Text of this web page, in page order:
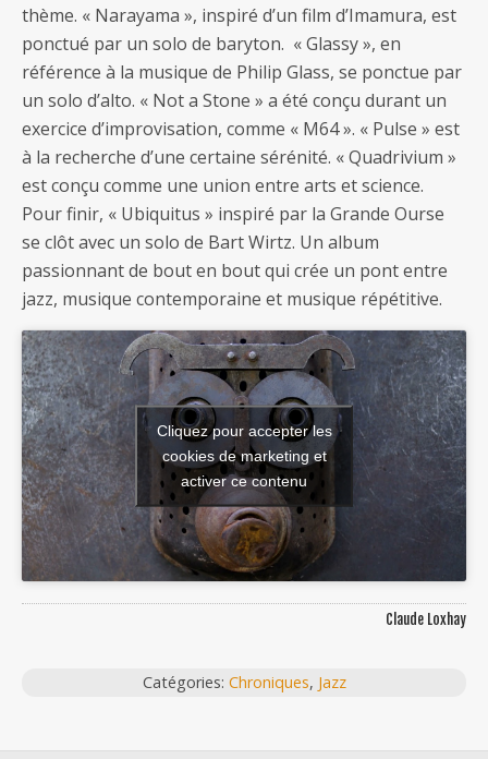
thème. « Narayama », inspiré d’un film d’Imamura, est
ponctué par un solo de baryton. « Glassy », en
référence à la musique de Philip Glass, se ponctue par
un solo d’alto. « Not a Stone » a été conçu durant un
exercice d’improvisation, comme « M64 ». « Pulse » est
à la recherche d’une certaine sérénité. « Quadrivium »
est conçu comme une union entre arts et science.
Pour finir, « Ubiquitus » inspiré par la Grande Ourse
se clôt avec un solo de Bart Wirtz. Un album
passionnant de bout en bout qui crée un pont entre
jazz, musique contemporaine et musique répétitive.
Cliquez pour accepter les
cookies de marketing et
activer ce contenu
Claude Loxhay
Catégories: Chroniques, Jazz